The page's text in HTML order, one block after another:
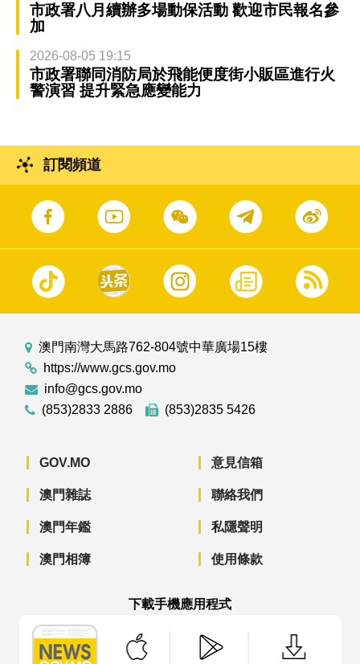
市政署八月續辦多場動保活動 歡迎市民報名參
加
2026-08-05 19:15
市政署聯同消防局於飛能便度街小販區進行火
警演習 提升緊急應變能力
訂閱頻道
澳門南灣大馬路762-804號中華廣場15樓
https://www.gcs.gov.mo
info@gcs.gov.mo
(853)2833 2886
(853)2835 5426
GOV.MO
澳門雜誌
澳門年鑑
澳門相簿
意見信箱
聯絡我們
私隱聲明
使用條款
下載手機應用程式